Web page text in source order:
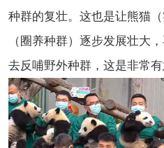
种群的复壮。这也是让熊猫
（圈养种群）逐步发展壮大
去反哺野外种群，这是非常有